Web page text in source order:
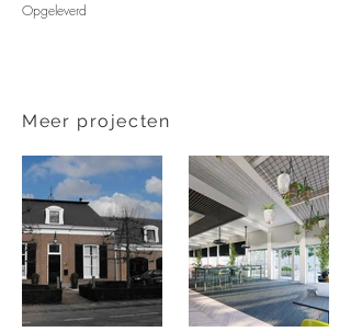
Opgeleverd
Meer projecten